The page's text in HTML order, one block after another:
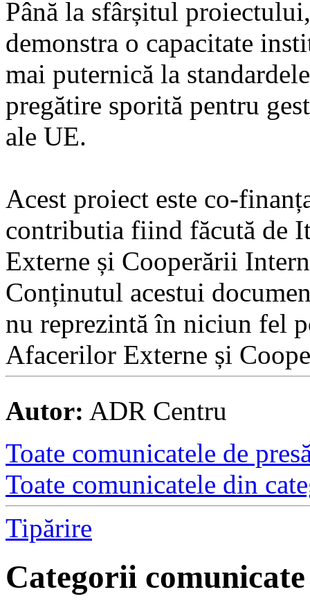
Până la sfârșitul
demonstra o capacitate
mai puternică la
pregătire sporită pentru
ale UE.
Acest proiect este co-
contributia fiind făcută de
Externe și Cooperării
Conținutul acestui
nu reprezintă în niciun fel
Afacerilor Externe și
Autor: ADR Centru
Toate comunicatele de
Toate comunicatele din
Tipărire
Categorii comunicate